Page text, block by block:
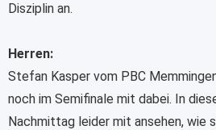
Disziplin an.
Herren:
Stefan Kasper vom PBC
noch im Semifinale mit dabei. In
Nachmittag leider mit ansehen, wie